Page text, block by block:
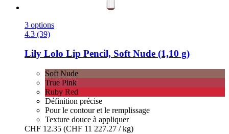
3 options
4.3 (39)
Lily Lolo Lip Pencil, Soft Nude (1,10 g)
Soft Nude
True Pink
Ruby Red
Définition précise
Pour le contour et le remplissage
Texture douce à appliquer
CHF 12.35 (CHF 11 227.27 / kg)